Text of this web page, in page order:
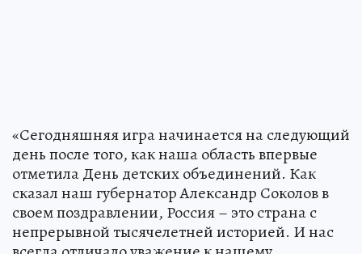
«Сегодняшняя игра начинается на следующий
день после того, как наша область впервые
отметила День детских объединений. Как
сказал наш губернатор Александр Соколов в
своем поздравлении, Россия – это страна с
непрерывной тысячелетней историей. И нас